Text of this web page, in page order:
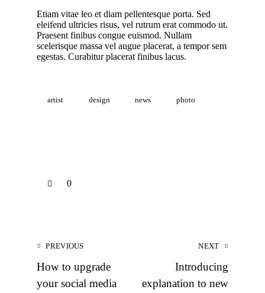
Etiam vitae leo et diam pellentesque porta. Sed
eleifend ultricies risus, vel rutrum erat commodo ut.
Praesent finibus congue euismod. Nullam
scelerisque massa vel augue placerat, a tempor sem
egestas. Curabitur placerat finibus lacus.
artist design news photo
0
PREVIOUS
How to upgrade
your social media
NEXT
Introducing
explanation to new